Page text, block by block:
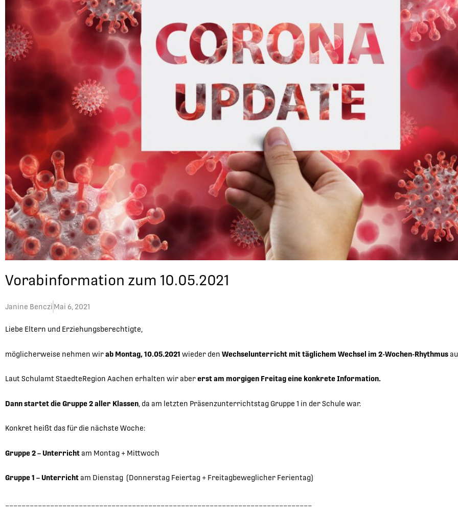
Vorabinformation zum 10.05.2021
Janine Benczi Mai 6, 2021
Liebe Eltern und Erziehungsberechtigte,
möglicherweise nehmen wirab Montag, 10.05.2021 wieder den Wechselunterricht mit täglichem Wechsel im 2-Wochen-Rhythmus
Laut Schulamt StaedteRegion Aachen erhalten wir abererst am morgigen Freitageine konkrete Information.
Dann startet dieGruppe 2aller Klassen, da am letzten Präsenzunterrichtstag Gruppe 1 in der Schule war.
Konkret heißt das für die nächste Woche:
Gruppe 2 – Unterricht am Montag + Mittwoch
Gruppe 1 – Unterricht am Dienstag (Donnerstag Feiertag + Freitagbeweglicher Ferientag)